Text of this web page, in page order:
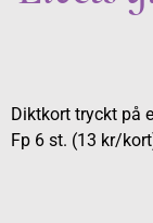
Diktkort tryckt på
Fp 6 st. (13 kr/